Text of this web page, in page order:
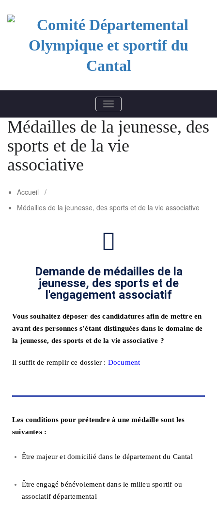
Comité Départemental
Olympique et sportif du
Cantal
BASCULER LA NAVIGATION
Médailles de la jeunesse, des
sports et de la vie
associative
Accueil /
Médailles de la jeunesse, des sports et de la vie associative
Demande de médailles de la
jeunesse, des sports et de
l'engagement associatif
Vous souhaitez déposer des candidatures afin de mettre en
avant des personnes s’étant distinguées dans le domaine de
la jeunesse, des sports et de la vie associative ?
Il suffit de remplir ce dossier : Document
Les conditions pour prétendre à une médaille sont les
suivantes :
Être majeur et domicilié dans le département du Cantal
Être engagé bénévolement dans le milieu sportif ou
associatif départemental